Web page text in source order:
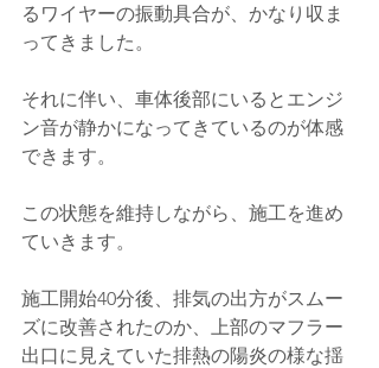
るワイヤーの振動具合が、かなり収ま
ってきました。
それに伴い、車体後部にいるとエンジ
ン音が静かになってきているのが体感
できます。
この状態を維持しながら、施工を進め
ていきます。
施工開始40分後、排気の出方がスムー
ズに改善されたのか、上部のマフラー
出口に見えていた排熱の陽炎の様な揺